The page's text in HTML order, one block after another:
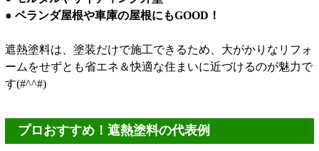
● ベランダ屋根や車庫の屋根にもGOOD！
遮熱塗料は、塗装だけで施工できるため、大がかりなリフォ
ームをせずとも省エネ＆快適な住まいに近づけるのが魅力で
す(#^^#)
プロおすすめ！遮熱塗料の代表例